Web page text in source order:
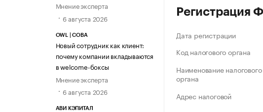
Мнение эксперта
6 августа 2026
OWL | СОВА
Новый сотрудник как клиент:
почему компании вкладываются
в welcome-боксы
Мнение эксперта
6 августа 2026
АВИ КЭПИТАЛ
Регистрация
Дата регистрации
Код налогового органа
Наименование налогового
органа
Адрес налоговой